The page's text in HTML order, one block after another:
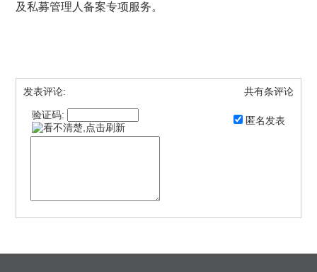
及私募管理人备案专项服务。
发表评论: 共有条评论
验证码: 匿名发表